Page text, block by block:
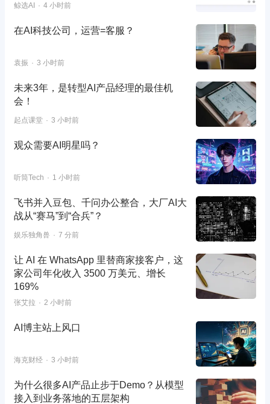
鲸选AI 4 小时前
在AI科技公司，运营=客服？
袁振 3 小时前
未来3年，是转型AI产品经理的最佳机
会！
起点课堂 3 小时前
观众需要AI明星吗？
听筒Tech 1 小时前
飞书并入豆包、千问办公整合，大厂AI大
战从“赛马”到“合兵”？
娱乐独角兽 7 分前
让 AI 在 WhatsApp 里替商家接客户，这
家公司年化收入 3500 万美元、增长
169%
张艾拉 2 小时前
AI博主站上风口
海克财经 3 小时前
为什么很多AI产品止步于Demo？从模型
接入到业务落地的五层架构